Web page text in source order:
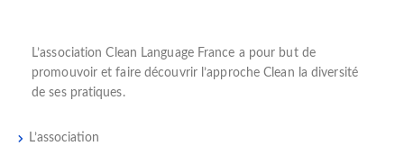
L’association Clean Language France a pour but de
promouvoir et faire découvrir l’approche Clean la diversité
de ses pratiques.
L’association